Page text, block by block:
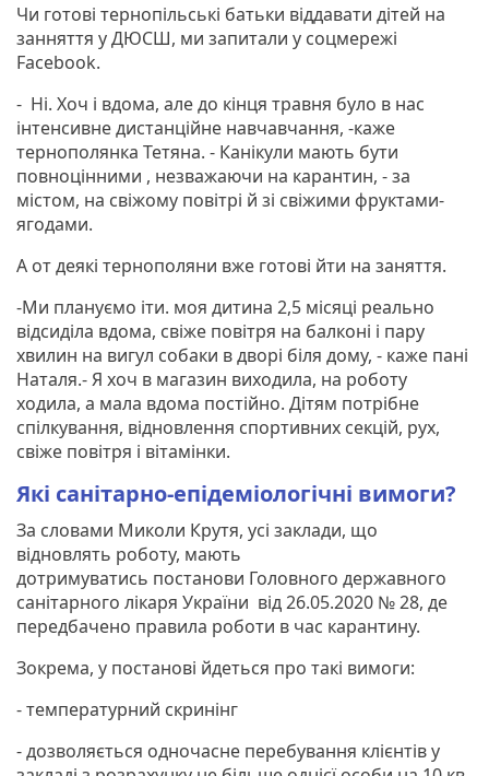
Чи готові тернопільські батьки віддавати дітей на
занняття у ДЮСШ, ми запитали у соцмережі
Facebook.
- Ні. Хоч і вдома, але до кінця травня було в нас
інтенсивне дистанційне навчавчання, -каже
тернополянка Тетяна. - Канікули мають бути
повноцінними , незважаючи на карантин, - за
містом, на свіжому повітрі й зі свіжими фруктами-
ягодами.
А от деякі тернополяни вже готові йти на заняття.
-Ми плануємо іти. моя дитина 2,5 місяці реально
відсиділа вдома, свіже повітря на балконі і пару
хвилин на вигул собаки в дворі біля дому, - каже пані
Наталя.- Я хоч в магазин виходила, на роботу
ходила, а мала вдома постійно. Дітям потрібне
спілкування, відновлення спортивних секцій, рух,
свіже повітря і вітамінки.
Які санітарно-епідеміологічні вимоги?
За словами Миколи Крутя, усі заклади, що
відновлять роботу, мають
дотримуватись постанови Головного державного
санітарного лікаря України від 26.05.2020 № 28, де
передбачено правила роботи в час карантину.
Зокрема, у постанові йдеться про такі вимоги:
- температурний скринінг
- дозволяється одночасне перебування клієнтів у